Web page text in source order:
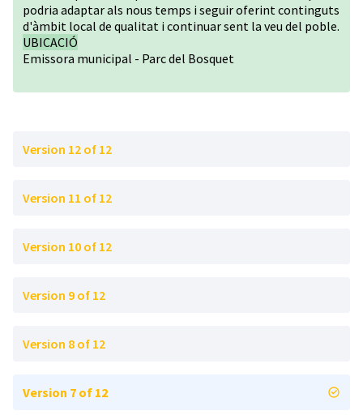
podria adaptar als nous temps i seguir oferint continguts
d'àmbit local de qualitat i continuar sent la veu del poble.
UBICACIÓ
Emissora municipal - Parc del Bosquet
Version 12 of 12
Version 11 of 12
Version 10 of 12
Version 9 of 12
Version 8 of 12
Version 7 of 12